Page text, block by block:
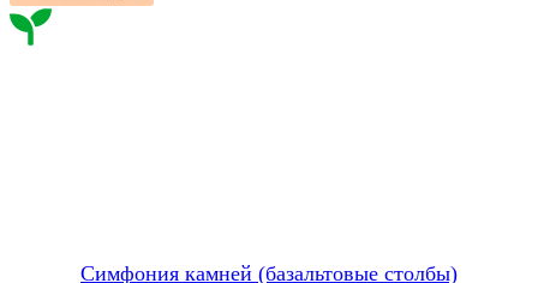
Симфония камней (базальтовые столбы)